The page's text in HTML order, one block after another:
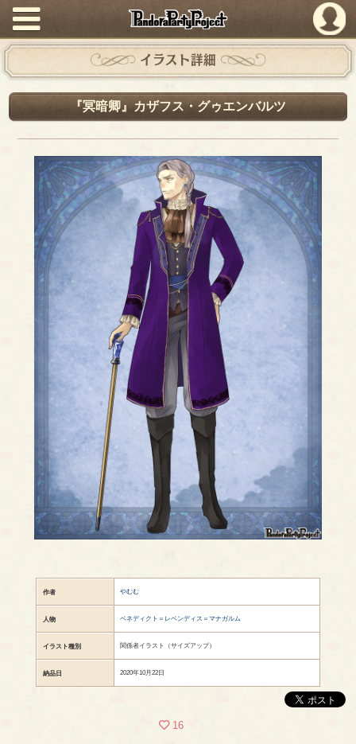
PandoraPartyProject
イラスト詳細
『冥暗卿』カザフス・グゥエンバルツ
作者 やむむ
人物 ベネディクト＝レベンディス＝マナガルム
イラスト種別 関係者イラスト（サイズアップ）
納品日 2020年10月22日
16